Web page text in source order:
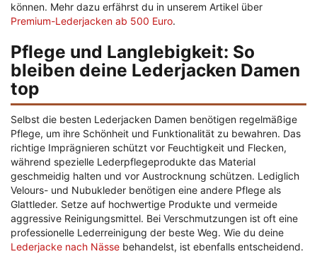
können. Mehr dazu erfährst du in unserem Artikel über
Premium-Lederjacken ab 500 Euro.
Pflege und Langlebigkeit: So
bleiben deine Lederjacken Damen
top
Selbst die besten Lederjacken Damen benötigen regelmäßige
Pflege, um ihre Schönheit und Funktionalität zu bewahren. Das
richtige Imprägnieren schützt vor Feuchtigkeit und Flecken,
während spezielle Lederpflegeprodukte das Material
geschmeidig halten und vor Austrocknung schützen. Lediglich
Velours- und Nubukleder benötigen eine andere Pflege als
Glattleder. Setze auf hochwertige Produkte und vermeide
aggressive Reinigungsmittel. Bei Verschmutzungen ist oft eine
professionelle Lederreinigung der beste Weg. Wie du deine
Lederjacke nach Nässe behandelst, ist ebenfalls entscheidend.